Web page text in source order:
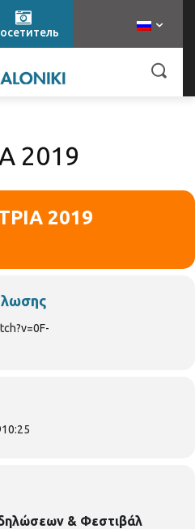
2019
2019
10:25
& Φεστιβάλ